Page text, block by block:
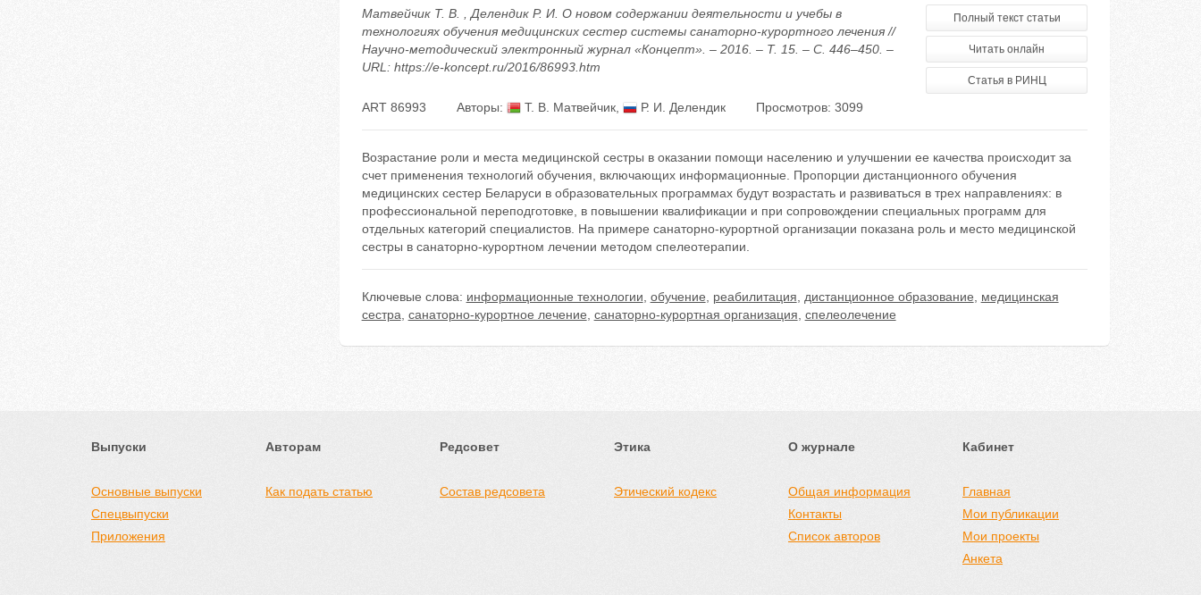
Матвейчик Т. В. , Делендик Р. И. О новом содержании деятельности и учебы в
технологиях обучения медицинских сестер системы санаторно-курортного лечения //
Научно-методический электронный журнал «Концепт». – 2016. – Т. 15. – С. 446–450. –
URL: https://e-koncept.ru/2016/86993.htm
Полный текст статьи
Читать онлайн
Статья в РИНЦ
ART 86993 Авторы: Т. В. Матвейчик, Р. И. Делендик Просмотров: 3099
Возрастание роли и места медицинской сестры в оказании помощи населению и улучшении ее качества происходит за
счет применения технологий обучения, включающих информационные. Пропорции дистанционного обучения
медицинских сестер Беларуси в образовательных программах будут возрастать и развиваться в трех направлениях: в
профессиональной переподготовке, в повышении квалификации и при сопровождении специальных программ для
отдельных категорий специалистов. На примере санаторно-курортной организации показана роль и место медицинской
сестры в санаторно-курортном лечении методом спелеотерапии.
Ключевые слова: информационные технологии обучение реабилитация дистанционное образование
медицинская
сестра санаторно-курортное лечение санаторно-курортная организация спелеолечение
Выпуски
Основные выпуски
Спецвыпуски
Приложения
Авторам
Как подать статью
Редсовет
Состав редсовета
Этика
Этический кодекс
О журнале
Общая информация
Контакты
Список авторов
Кабинет
Главная
Мои публикации
Мои проекты
Анкета